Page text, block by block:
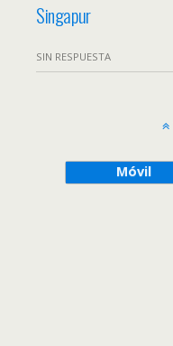
Singapur
SIN RESPUESTA
Móvil